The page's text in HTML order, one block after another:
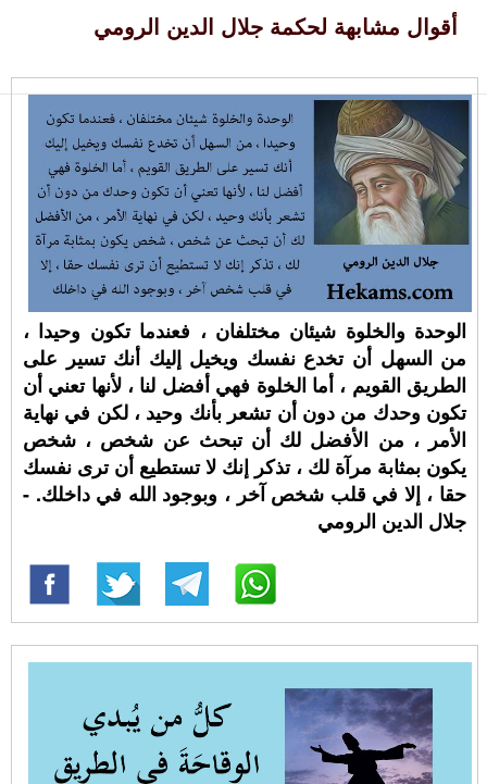
أقوال مشابهة لحكمة جلال الدين الرومي
الوحدة والخلوة شيئان مختلفان ، فعندما تكون وحيدا ،
من السهل أن تخدع نفسك ويخيل إليك أنك تسير على
الطريق القويم ، أما الخلوة فهي أفضل لنا ، لأنها تعني أن
تكون وحدك من دون أن تشعر بأنك وحيد ، لكن في نهاية
الأمر ، من الأفضل لك أن تبحث عن شخص ، شخص
يكون بمثابة مرآة لك ، تذكر إنك لا تستطيع أن ترى نفسك
حقا ، إلا في قلب شخص آخر ، وبوجود الله في داخلك. -
جلال الدين الرومي